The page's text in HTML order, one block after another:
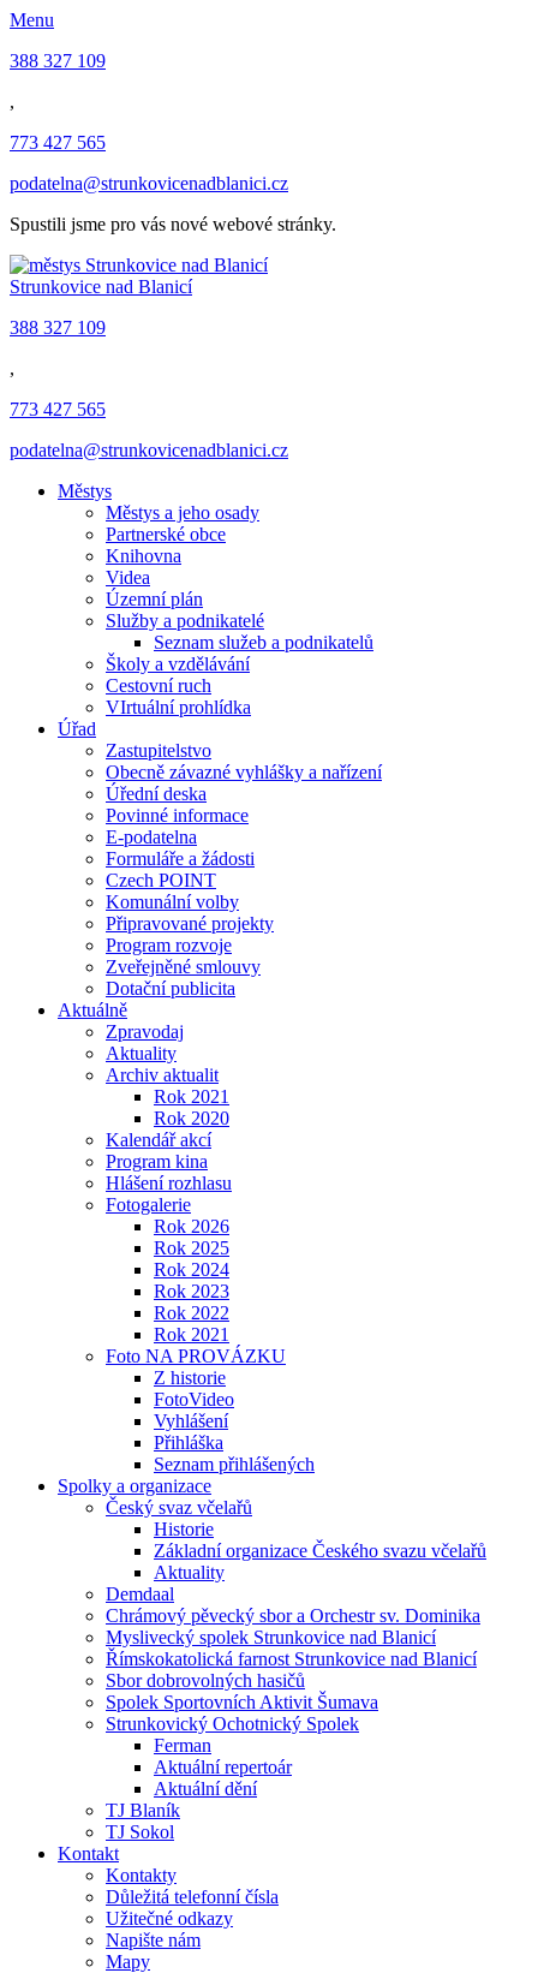
Menu
388 327 109
,
773 427 565
podatelna@strunkovicenadblanici.cz
Spustili jsme pro vás nové webové stránky.
Strunkovice nad Blanicí
388 327 109
,
773 427 565
podatelna@strunkovicenadblanici.cz
Městys
Městys a jeho osady
Partnerské obce
Knihovna
Videa
Územní plán
Služby a podnikatelé
Seznam služeb a podnikatelů
Školy a vzdělávání
Cestovní ruch
VIrtuální prohlídka
Úřad
Zastupitelstvo
Obecně závazné vyhlášky a nařízení
Úřední deska
Povinné informace
E-podatelna
Formuláře a žádosti
Czech POINT
Komunální volby
Připravované projekty
Program rozvoje
Zveřejněné smlouvy
Dotační publicita
Aktuálně
Zpravodaj
Aktuality
Archiv aktualit
Rok 2021
Rok 2020
Kalendář akcí
Program kina
Hlášení rozhlasu
Fotogalerie
Rok 2026
Rok 2025
Rok 2024
Rok 2023
Rok 2022
Rok 2021
Foto NA PROVÁZKU
Z historie
FotoVideo
Vyhlášení
Přihláška
Seznam přihlášených
Spolky a organizace
Český svaz včelařů
Historie
Základní organizace Českého svazu včelařů
Aktuality
Demdaal
Chrámový pěvecký sbor a Orchestr sv. Dominika
Myslivecký spolek Strunkovice nad Blanicí
Římskokatolická farnost Strunkovice nad Blanicí
Sbor dobrovolných hasičů
Spolek Sportovních Aktivit Šumava
Strunkovický Ochotnický Spolek
Ferman
Aktuální repertoár
Aktuální dění
TJ Blaník
TJ Sokol
Kontakt
Kontakty
Důležitá telefonní čísla
Užitečné odkazy
Napište nám
Mapy